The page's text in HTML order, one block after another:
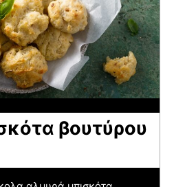
βουτύρου